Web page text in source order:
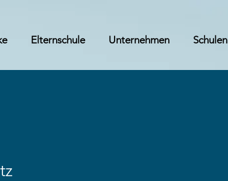
Elternschule Unternehmen Schulen